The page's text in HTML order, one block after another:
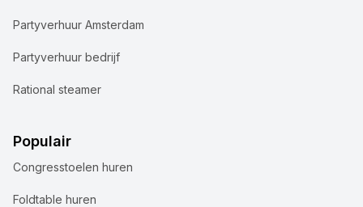
Partyverhuur Amsterdam
Partyverhuur bedrijf
Rational steamer
Populair
Congresstoelen huren
Foldtable huren